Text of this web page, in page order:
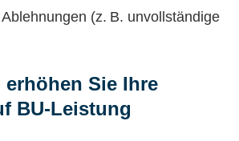
(z. B. unvollständige
Sie Ihre
BU-Leistung